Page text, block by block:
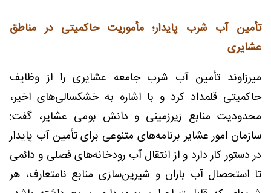
تأمین آب شرب پایدار؛ مأموریت حاکمیتی در مناطق
عشایری
میرزاوند تأمین آب شرب جامعه عشایری را از وظایف
حاکمیتی قلمداد کرد و با اشاره به خشکسالی‌های اخیر،
محدودیت منابع زیرزمینی و دانش بومی عشایر، گفت:
سازمان امور عشایر برنامه‌های متنوعی برای تأمین آب پایدار
در دستور کار دارد و از انتقال آب رودخانه‌های فصلی و دائمی
تا استحصال آب باران و شیرین‌سازی منابع نامتعارف، هر